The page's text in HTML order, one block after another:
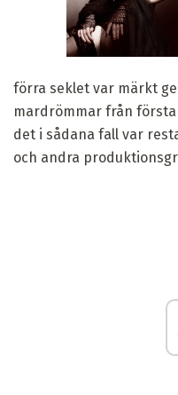
förra seklet var märkt
mardrömmar från
det i sådana fall var
och andra